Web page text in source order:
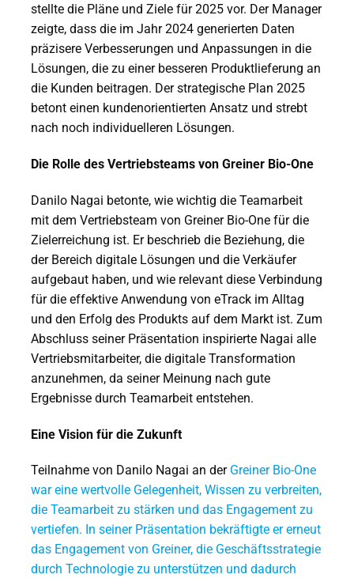
stellte die Pläne und Ziele für 2025 vor. Der Manager
zeigte, dass die im Jahr 2024 generierten Daten
präzisere Verbesserungen und Anpassungen in die
Lösungen, die zu einer besseren Produktlieferung an
die Kunden beitragen. Der strategische Plan 2025
betont einen kundenorientierten Ansatz und strebt
nach noch individuelleren Lösungen.
Die Rolle des Vertriebsteams von Greiner Bio-One
Danilo Nagai betonte, wie wichtig die Teamarbeit
mit dem Vertriebsteam von Greiner Bio-One für die
Zielerreichung ist. Er beschrieb die Beziehung, die
der Bereich digitale Lösungen und die Verkäufer
aufgebaut haben, und wie relevant diese Verbindung
für die effektive Anwendung von eTrack im Alltag
und den Erfolg des Produkts auf dem Markt ist. Zum
Abschluss seiner Präsentation inspirierte Nagai alle
Vertriebsmitarbeiter, die digitale Transformation
anzunehmen, da seiner Meinung nach gute
Ergebnisse durch Teamarbeit entstehen.
Eine Vision für die Zukunft
Teilnahme von Danilo Nagai an der Greiner Bio-One
war eine wertvolle Gelegenheit, Wissen zu verbreiten,
die Teamarbeit zu stärken und das Engagement zu
vertiefen. In seiner Präsentation bekräftigte er erneut
das Engagement von Greiner, die Geschäftsstrategie
durch Technologie zu unterstützen und dadurch